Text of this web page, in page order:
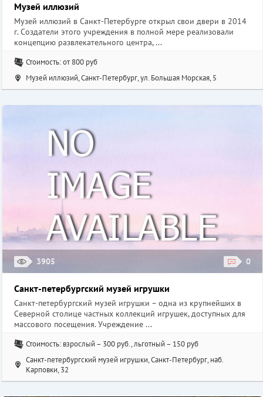
Музей иллюзий
Музей иллюзий в Санкт-Петербурге открыл свои двери в 2014
г. Создатели этого учреждения в полной мере реализовали
концепцию развлекательного центра, ...
Стоимость: от 800 руб
Музей иллюзий, Санкт-Петербург, ул. Большая Морская, 5
3905 0
Санкт-петербургский музей игрушки
Санкт-петербургский музей игрушки – одна из крупнейших в
Северной столице частных коллекций игрушек, доступных для
массового посещения. Учреждение ...
Стоимость: взрослый – 300 руб., льготный – 150 руб
Санкт-петербургский музей игрушки, Санкт-Петербург, наб.
Карповки, 32